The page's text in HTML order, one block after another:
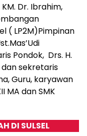
Dr. Ibrahim,
( LP2M)Pimpinan
Pondok, Drs. H.
dan sekretaris
Guru, karyawan
MA dan SMK
DI SULSEL